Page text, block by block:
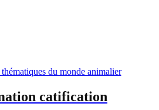
du monde animalier
catification